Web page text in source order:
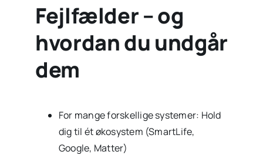
Fejlfælder – og
hvordan du undgår
dem
For mange forskellige systemer: Hold
dig til ét økosystem (SmartLife,
Google, Matter)